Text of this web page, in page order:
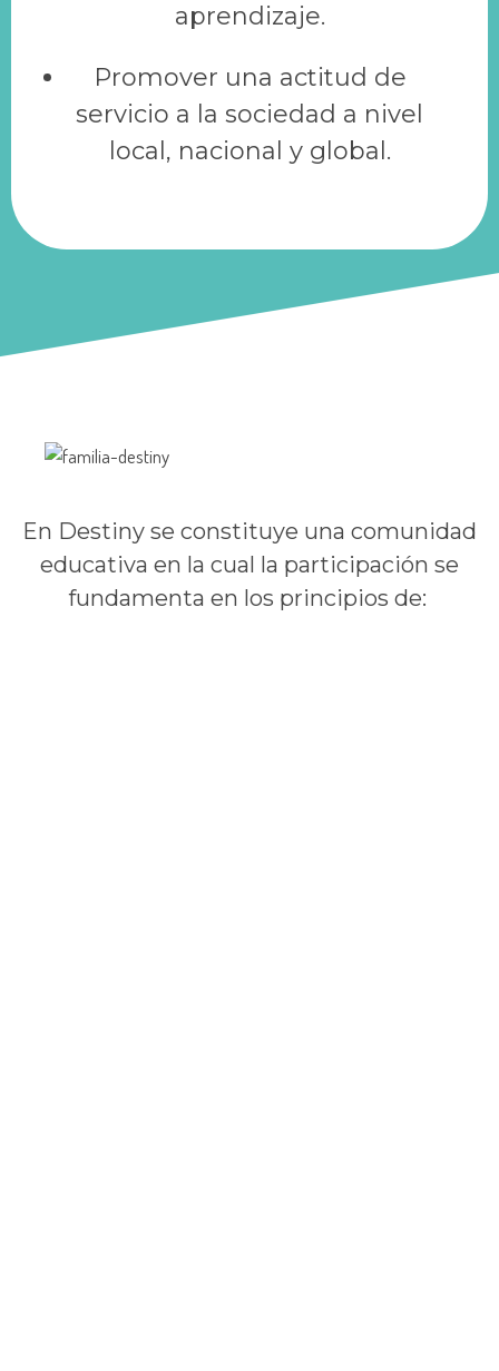
aprendizaje.
Promover una actitud de
servicio a la sociedad a nivel
local, nacional y global.
En Destiny se constituye una comunidad
educativa en la cual la participación se
fundamenta en los principios de: